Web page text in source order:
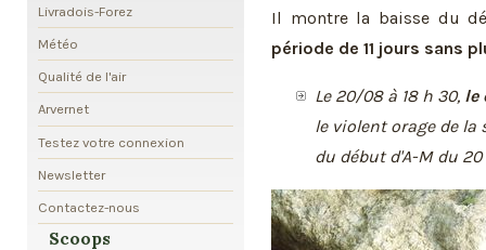
Il montre la baisse du
période de 11 jours sans
Le 20/08 à 18 h 30, le
le violent orage de la
du début d'A-M du 20
Livradois-Forez
Météo
Qualité de l'air
Arvernet
Testez votre connexion
Newsletter
Contactez-nous
Scoops